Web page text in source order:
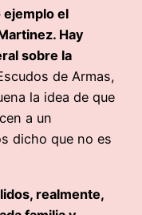
el
Hay
sobre la
de Armas,
la idea de que
a un
dicho que no es
realmente,